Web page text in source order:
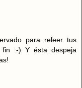
para releer tus
:-) Y ésta despeja